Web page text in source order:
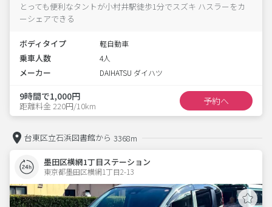
とっても便利なタントが小村井駅徒歩1分でスズキ ハスラーをカ
ーシェアできる
ボディタイプ 軽自動車
乗車人数 4人
メーカー DAIHATSU ダイハツ
9時間で1,000円
距離料金 220円/10km 予約へ
台東区立石浜図書館から 3368m
墨田区横網1丁目ステーション
東京都墨田区横網1丁目2-13